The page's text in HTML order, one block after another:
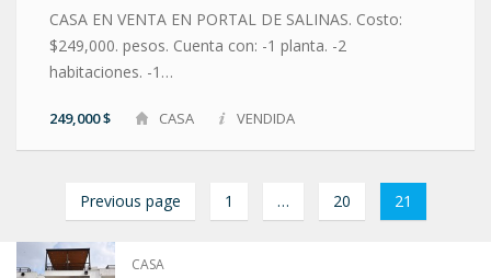
CASA EN VENTA EN PORTAL DE SALINAS. Costo:
$249,000. pesos. Cuenta con: -1 planta. -2
habitaciones. -1…
249,000 $ CASA VENDIDA
Previous page 1 … 20 21
CASA